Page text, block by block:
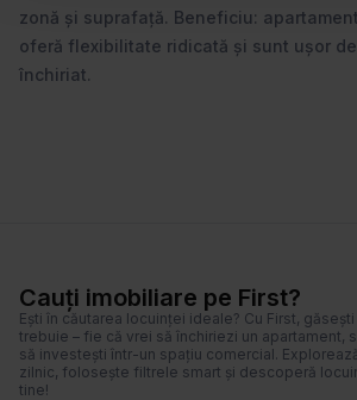
zonă și suprafață. Beneficiu:
oferă flexibilitate ridicată și sunt ușor
închiriat.
Cauți imobiliare pe First?
Ești în căutarea locuinței ideale? Cu First,
trebuie – fie că vrei să închiriezi un apartament,
să investești într-un spațiu comercial.
zilnic, folosește filtrele smart și descoperă
tine!